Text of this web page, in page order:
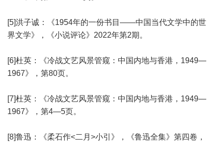
[5]洪子诚：《1954年的一份书目——中国当代文学中的世
界文学》，《小说评论》2022年第2期。
[6]杜英：《冷战文艺风景管窥：中国内地与香港，1949—
1967》，第80页。
[7]杜英：《冷战文艺风景管窥：中国内地与香港，1949—
1967》，第4—5页。
[8]鲁迅：《柔石作<二月>小引》，《鲁迅全集》第四卷，